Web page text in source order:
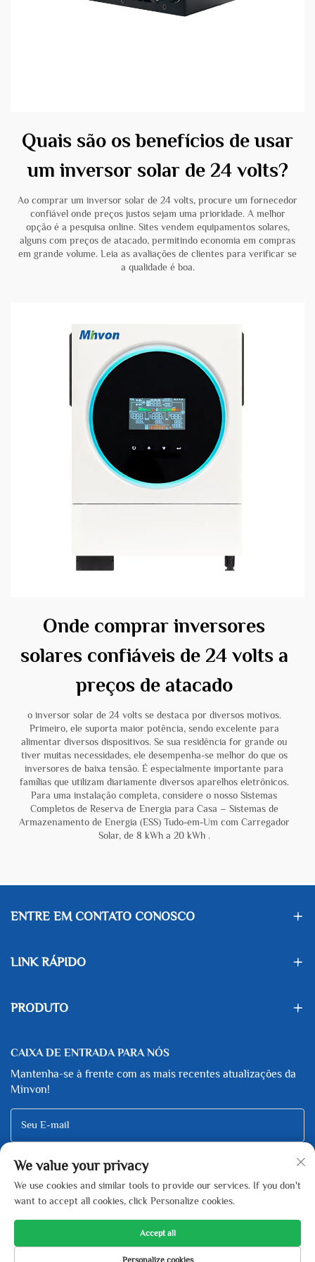
Quais são os benefícios de usar
um inversor solar de 24 volts?
Ao comprar um inversor solar de 24 volts, procure um fornecedor
confiável onde preços justos sejam uma prioridade. A melhor
opção é a pesquisa online. Sites vendem equipamentos solares,
alguns com preços de atacado, permitindo economia em compras
em grande volume. Leia as avaliações de clientes para verificar se
a qualidade é boa.
Onde comprar inversores
solares confiáveis de 24 volts a
preços de atacado
o inversor solar de 24 volts se destaca por diversos motivos.
Primeiro, ele suporta maior potência, sendo excelente para
alimentar diversos dispositivos. Se sua residência for grande ou
tiver muitas necessidades, ele desempenha-se melhor do que os
inversores de baixa tensão. É especialmente importante para
famílias que utilizam diariamente diversos aparelhos eletrônicos.
Para uma instalação completa, considere o nosso Sistemas
Completos de Reserva de Energia para Casa – Sistemas de
Armazenamento de Energia (ESS) Tudo-em-Um com Carregador
Solar, de 8 kWh a 20 kWh .
ENTRE EM CONTATO CONOSCO
LINK RÁPIDO
PRODUTO
CAIXA DE ENTRADA PARA NÓS
Mantenha-se à frente com as mais recentes atualizações da
Minvon!
Seu E-mail
Subscribe
Copyright © Zhejiang Minfeng New Energy Technology Co., Ltd All
We value your privacy
We use cookies and similar tools to provide our services. If you don't
want to accept all cookies, click Personalize cookies.
Personalize cookies
Accept all